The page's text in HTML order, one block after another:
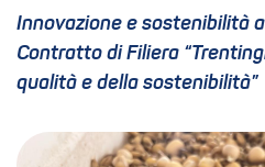
Innovazione e sostenibilità
Contratto di Filiera
qualità e della sostenibilità”